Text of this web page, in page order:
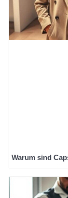
Warum sind